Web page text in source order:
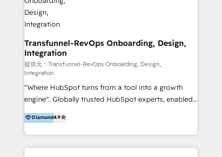
team of HubSpot experts is: + 4x accredited
Diamond partner + Leaders of a HubSpot User
Group AND Community Group for B2B Technology +
Members of HubSpot's Partner Scaled Onboarding
program + Host of "Your HubSpot Helper" videos
on YouTube + Certified as HubSpot Trainers +
Recipients of 150+ certifications from HubSpot
Academy Whether you’re brand new to HubSpot or
using multiple Hubs for years, we’re here to turn
clients into raving fans. Don’t just take our word for
it…check out our growing list of 5-star reviews
below!
Transfunnel-RevOps Onboarding, Design,
Integration
提供元：Transfunnel-RevOps Onboarding, Design,
Integration
"Where HubSpot turns from a tool into a growth
engine". Globally trusted HubSpot experts, enabled
1200+ organisations across USA, North America, UK,
Europe, India, Australia, including big enterprise
accounts to startups alike. Transfunnel is known for:
- CUSTOM MARTECH SOLUTIONS - TECHNICAL
Diamond4.9